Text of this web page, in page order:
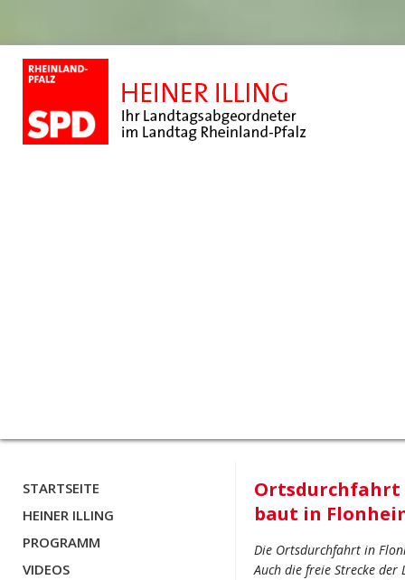
STARTSEITE
HEINER ILLING
PROGRAMM
VIDEOS
Ortsdurchfahrt
baut in
Die Ortsdurchfahrt in
Auch die freie Strecke der